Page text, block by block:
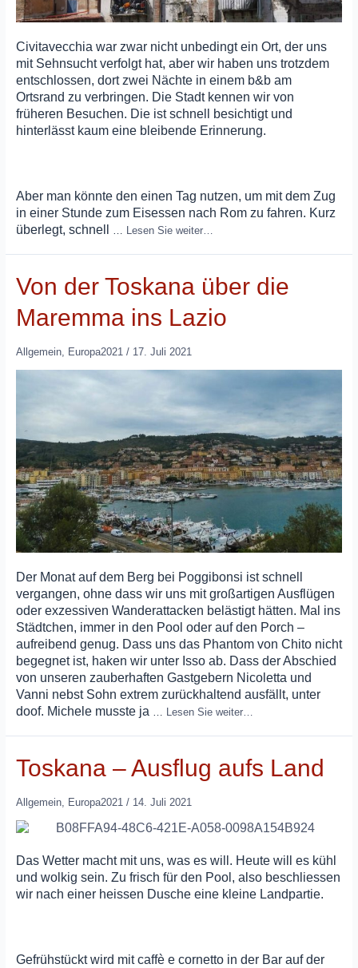
Civitavecchia war zwar nicht unbedingt ein Ort, der uns
mit Sehnsucht verfolgt hat, aber wir haben uns trotzdem
entschlossen, dort zwei Nächte in einem b&b am
Ortsrand zu verbringen. Die Stadt kennen wir von
früheren Besuchen. Die ist schnell besichtigt und
hinterlässt kaum eine bleibende Erinnerung.
Aber man könnte den einen Tag nutzen, um mit dem Zug
in einer Stunde zum Eisessen nach Rom zu fahren. Kurz
überlegt, schnell
Lesen Sie weiter…
Von der Toskana über die
Maremma ins Lazio
Allgemein, Europa2021 / 17. Juli 2021
Der Monat auf dem Berg bei Poggibonsi ist schnell
vergangen, ohne dass wir uns mit großartigen Ausflügen
oder exzessiven Wanderattacken belästigt hätten. Mal ins
Städtchen, immer in den Pool oder auf den Porch –
aufreibend genug. Dass uns das Phantom von Chito nicht
begegnet ist, haken wir unter Isso ab. Dass der Abschied
von unseren zauberhaften Gastgebern Nicoletta und
Vanni nebst Sohn extrem zurückhaltend ausfällt, unter
doof. Michele musste ja
Lesen Sie weiter…
Toskana – Ausflug aufs Land
Allgemein, Europa2021/ 14. Juli 2021
Das Wetter macht mit uns, was es will. Heute will es kühl
und wolkig sein. Zu frisch für den Pool, also beschliessen
wir nach einer heissen Dusche eine kleine Landpartie.
Gefrühstückt wird mit caffè e cornetto in der Bar auf der